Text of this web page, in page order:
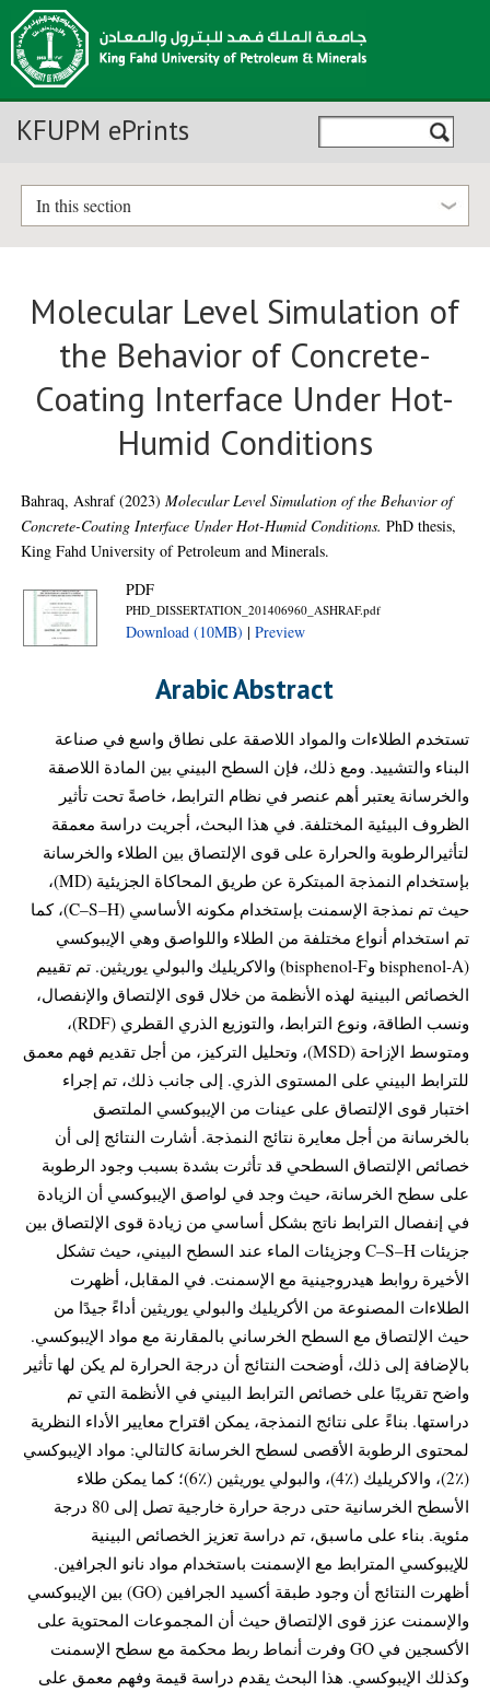
KFUPM ePrints
In this section
Molecular Level Simulation of
the Behavior of Concrete-
Coating Interface Under Hot-
Humid Conditions
Bahraq, Ashraf(2023)Molecular Level Simulation of the Behavior of
Concrete-Coating Interface Under Hot-Humid Conditions. PhD thesis,
King Fahd University of Petroleum and Minerals.
PDF
PHD_DISSERTATION_201406960_ASHRAF.pdf
Download (10MB) |Preview
Arabic Abstract
تستخدم الطلاءات والمواد اللاصقة على نطاق واسع في صناعة
البناء والتشييد. ومع ذلك، فإن السطح البيني بين المادة اللاصقة
والخرسانة يعتبر أهم عنصر في نظام الترابط، خاصةً تحت تأثير
الظروف البيئية المختلفة. في هذا البحث، أجريت دراسة معمقة
لتأثيرالرطوبة والحرارة على قوى الإلتصاق بين الطلاء والخرسانة
بإستخدام النمذجة المبتكرة عن طريق المحاكاة الجزيئية (MD)،
حيث تم نمذجة الإسمنت بإستخدام مكونه الأساسي (C–S–H)، كما
تم استخدام أنواع مختلفة من الطلاء واللواصق وهي الإيبوكسي
(bisphenol-A وbisphenol-F) والاكريليك والبولي يوريثين. تم تقييم
الخصائص البينية لهذه الأنظمة من خلال قوى الإلتصاق والإنفصال،
ونسب الطاقة، ونوع الترابط، والتوزيع الذري القطري (RDF)،
ومتوسط الإزاحة (MSD)، وتحليل التركيز، من أجل تقديم فهم معمق
للترابط البيني على المستوى الذري. إلى جانب ذلك، تم إجراء
اختبار قوى الإلتصاق على عينات من الإيبوكسي الملتصق
بالخرسانة من أجل معايرة نتائج النمذجة. أشارت النتائج إلى أن
خصائص الإلتصاق السطحي قد تأثرت بشدة بسبب وجود الرطوبة
على سطح الخرسانة، حيث وجد في لواصق الإيبوكسي أن الزيادة
في إنفصال الترابط ناتج بشكل أساسي من زيادة قوى الإلتصاق بين
جزيئات C–S–H وجزيئات الماء عند السطح البيني، حيث تشكل
الأخيرة روابط هيدروجينية مع الإسمنت. في المقابل، أظهرت
الطلاءات المصنوعة من الأكريليك والبولي يوريثين أداءً جيدًا من
حيث الإلتصاق مع السطح الخرساني بالمقارنة مع مواد الإيبوكسي.
بالإضافة إلى ذلك، أوضحت النتائج أن درجة الحرارة لم يكن لها تأثير
واضح تقريبًا على خصائص الترابط البيني في الأنظمة التي تم
دراستها. بناءً على نتائج النمذجة، يمكن اقتراح معايير الأداء النظرية
لمحتوى الرطوبة الأقصى لسطح الخرسانة كالتالي: مواد الإيبوكسي
(٪2)، والاكريليك (٪4)، والبولي يوريثين (٪6)؛ كما يمكن طلاء
الأسطح الخرسانية حتى درجة حرارة خارجية تصل إلى 80 درجة
مئوية. بناء على ماسبق، تم دراسة تعزيز الخصائص البينية
للإيبوكسي المترابط مع الإسمنت باستخدام مواد نانو الجرافين.
أظهرت النتائج أن وجود طبقة أكسيد الجرافين (GO) بين الإيبوكسي
والإسمنت عزز قوى الإلتصاق حيث أن المجموعات المحتوية على
الأكسجين في GO وفرت أنماط ربط محكمة مع سطح الإسمنت
وكذلك الإيبوكسي. هذا البحث يقدم دراسة قيمة وفهم معمق على